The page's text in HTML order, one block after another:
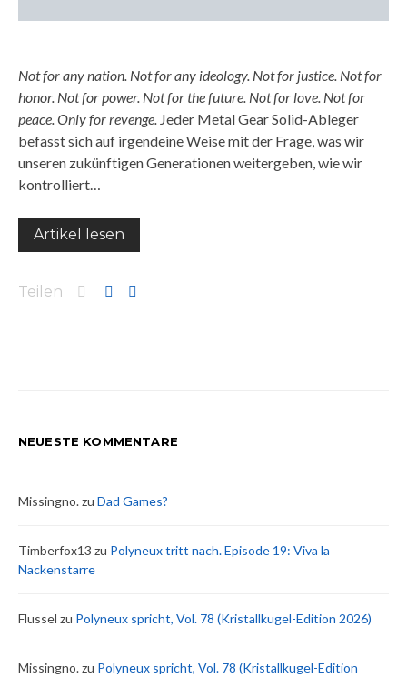
Not for any nation. Not for any ideology. Not for justice. Not for
honor. Not for power. Not for the future. Not for love. Not for
peace.Only for revenge. Jeder Metal Gear Solid-Ableger
befasst sich auf irgendeine Weise mit der Frage, was wir
unseren zukünftigen Generationen weitergeben, wie wir
kontrolliert…
Artikel lesen
Teilen
NEUESTE KOMMENTARE
Missingno.zu Dad Games?
Timberfox13 zu Polyneux tritt nach. Episode 19: Viva la
Nackenstarre
Flussel zu Polyneux spricht, Vol. 78 (Kristallkugel-Edition 2026)
Missingno.zu Polyneux spricht, Vol. 78 (Kristallkugel-Edition